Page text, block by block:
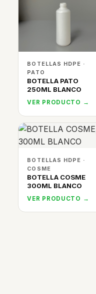
BOTELLAS HDPE ·
PATO
BOTELLA PATO
250ML BLANCO
VER PRODUCTO →
BOTELLAS HDPE ·
COSME
BOTELLA COSME
300ML BLANCO
VER PRODUCTO →